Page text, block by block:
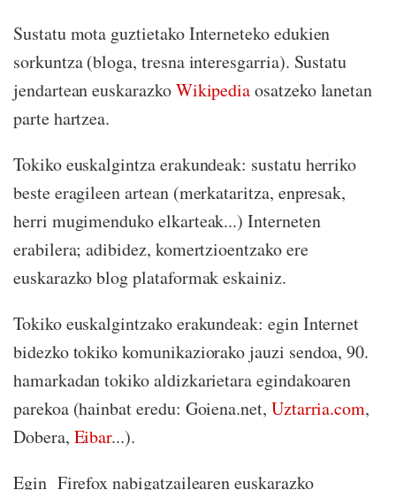
Sustatu mota guztietako Interneteko edukien
sorkuntza (bloga, tresna interesgarria). Sustatu
jendartean euskarazkoWikipediaosatzeko lanetan
parte hartzea.
Tokiko euskalgintza erakundeak: sustatu herriko
beste eragileen artean (merkataritza, enpresak,
herri mugimenduko elkarteak...) Interneten
erabilera; adibidez, komertzioentzako ere
euskarazko blog plataformak eskainiz.
Tokiko euskalgintzako erakundeak: egin Internet
bidezko tokiko komunikaziorako jauzi sendoa, 90.
hamarkadan tokiko aldizkarietara egindakoaren
parekoa (hainbat eredu: Goiena.net, Uztarria.com,
Dobera, Eibar...).
Egin Firefox nabigatzailearen euskarazko